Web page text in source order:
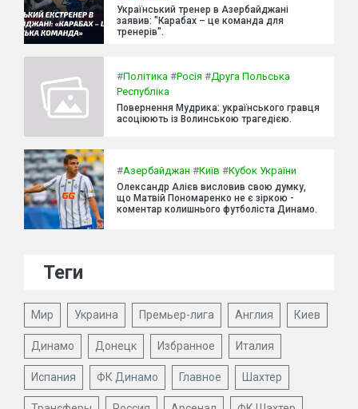
Український тренер в Азербайджані
заявив: "Карабах – це команда для
тренерів".
#Політика #Росія #Друга Польська
Республіка
Повернення Мудрика: українського гравця
асоціюють із Волинською трагедією.
#Азербайджан #Київ #Кубок України
Олександр Алієв висловив свою думку,
що Матвій Пономаренко не є зіркою -
коментар колишнього футболіста Динамо.
Теги
Мир Украина Премьер-лига Англия Киев
Динамо Донецк Избранное Италия
Испания ФК Динамо Главное Шахтер